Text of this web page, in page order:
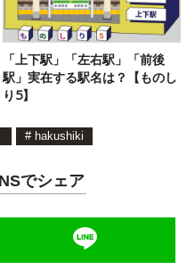
「上下駅」「左右駅」「前後
駅」実在する駅名は？【ものし
り5】
# hakushiki
でシェア